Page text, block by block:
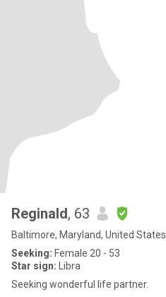
Reginald, 63
Baltimore, Maryland, United States
Seeking: Female 20 - 53
Star sign: Libra
Seeking wonderful life partner.